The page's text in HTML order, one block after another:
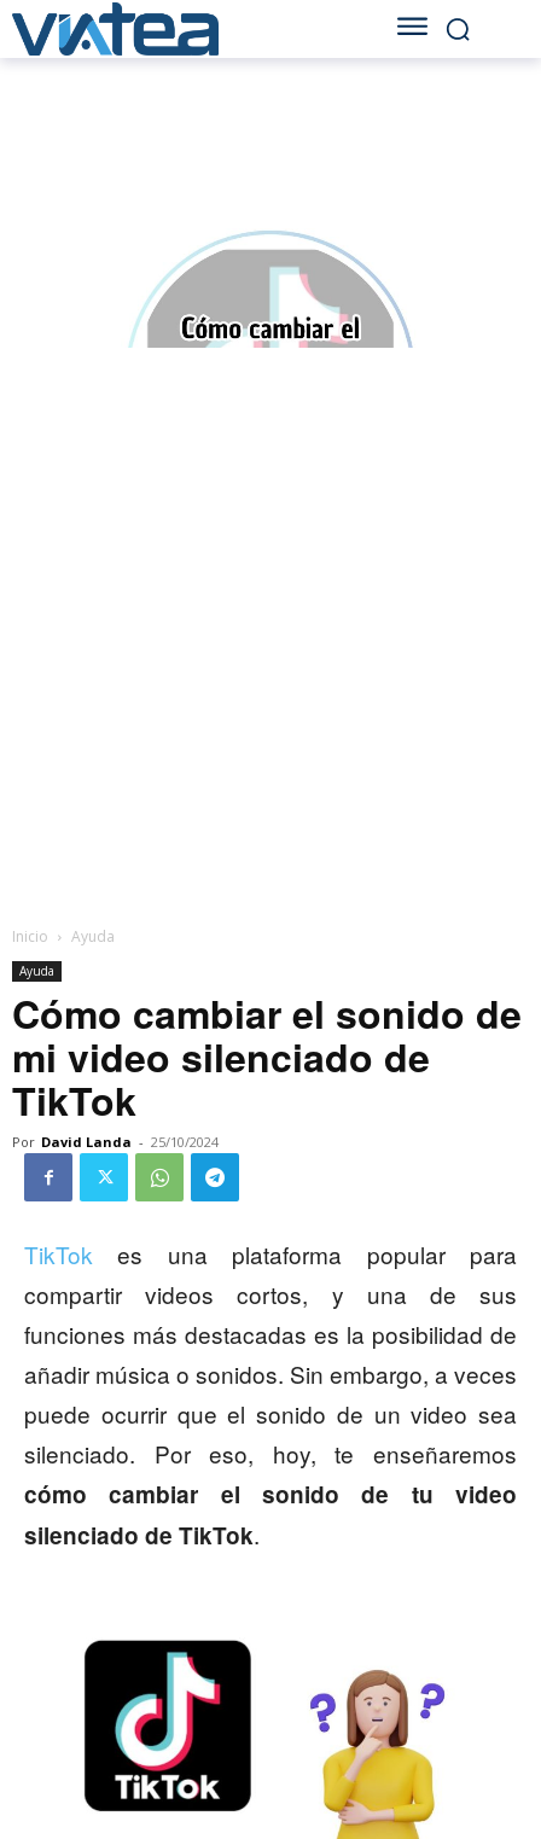
Inicio Ayuda
Ayuda
Cómo cambiar el sonido de
mi video silenciado de
TikTok
Por David Landa - 25/10/2024
TikTok es una plataforma popular para
compartir videos cortos, y una de sus
funciones más destacadas es la posibilidad de
añadir música o sonidos. Sin embargo, a veces
puede ocurrir que el sonido de un video sea
silenciado. Por eso, hoy, te enseñaremos
cómo cambiar el sonido de tu video
silenciado de TikTok.